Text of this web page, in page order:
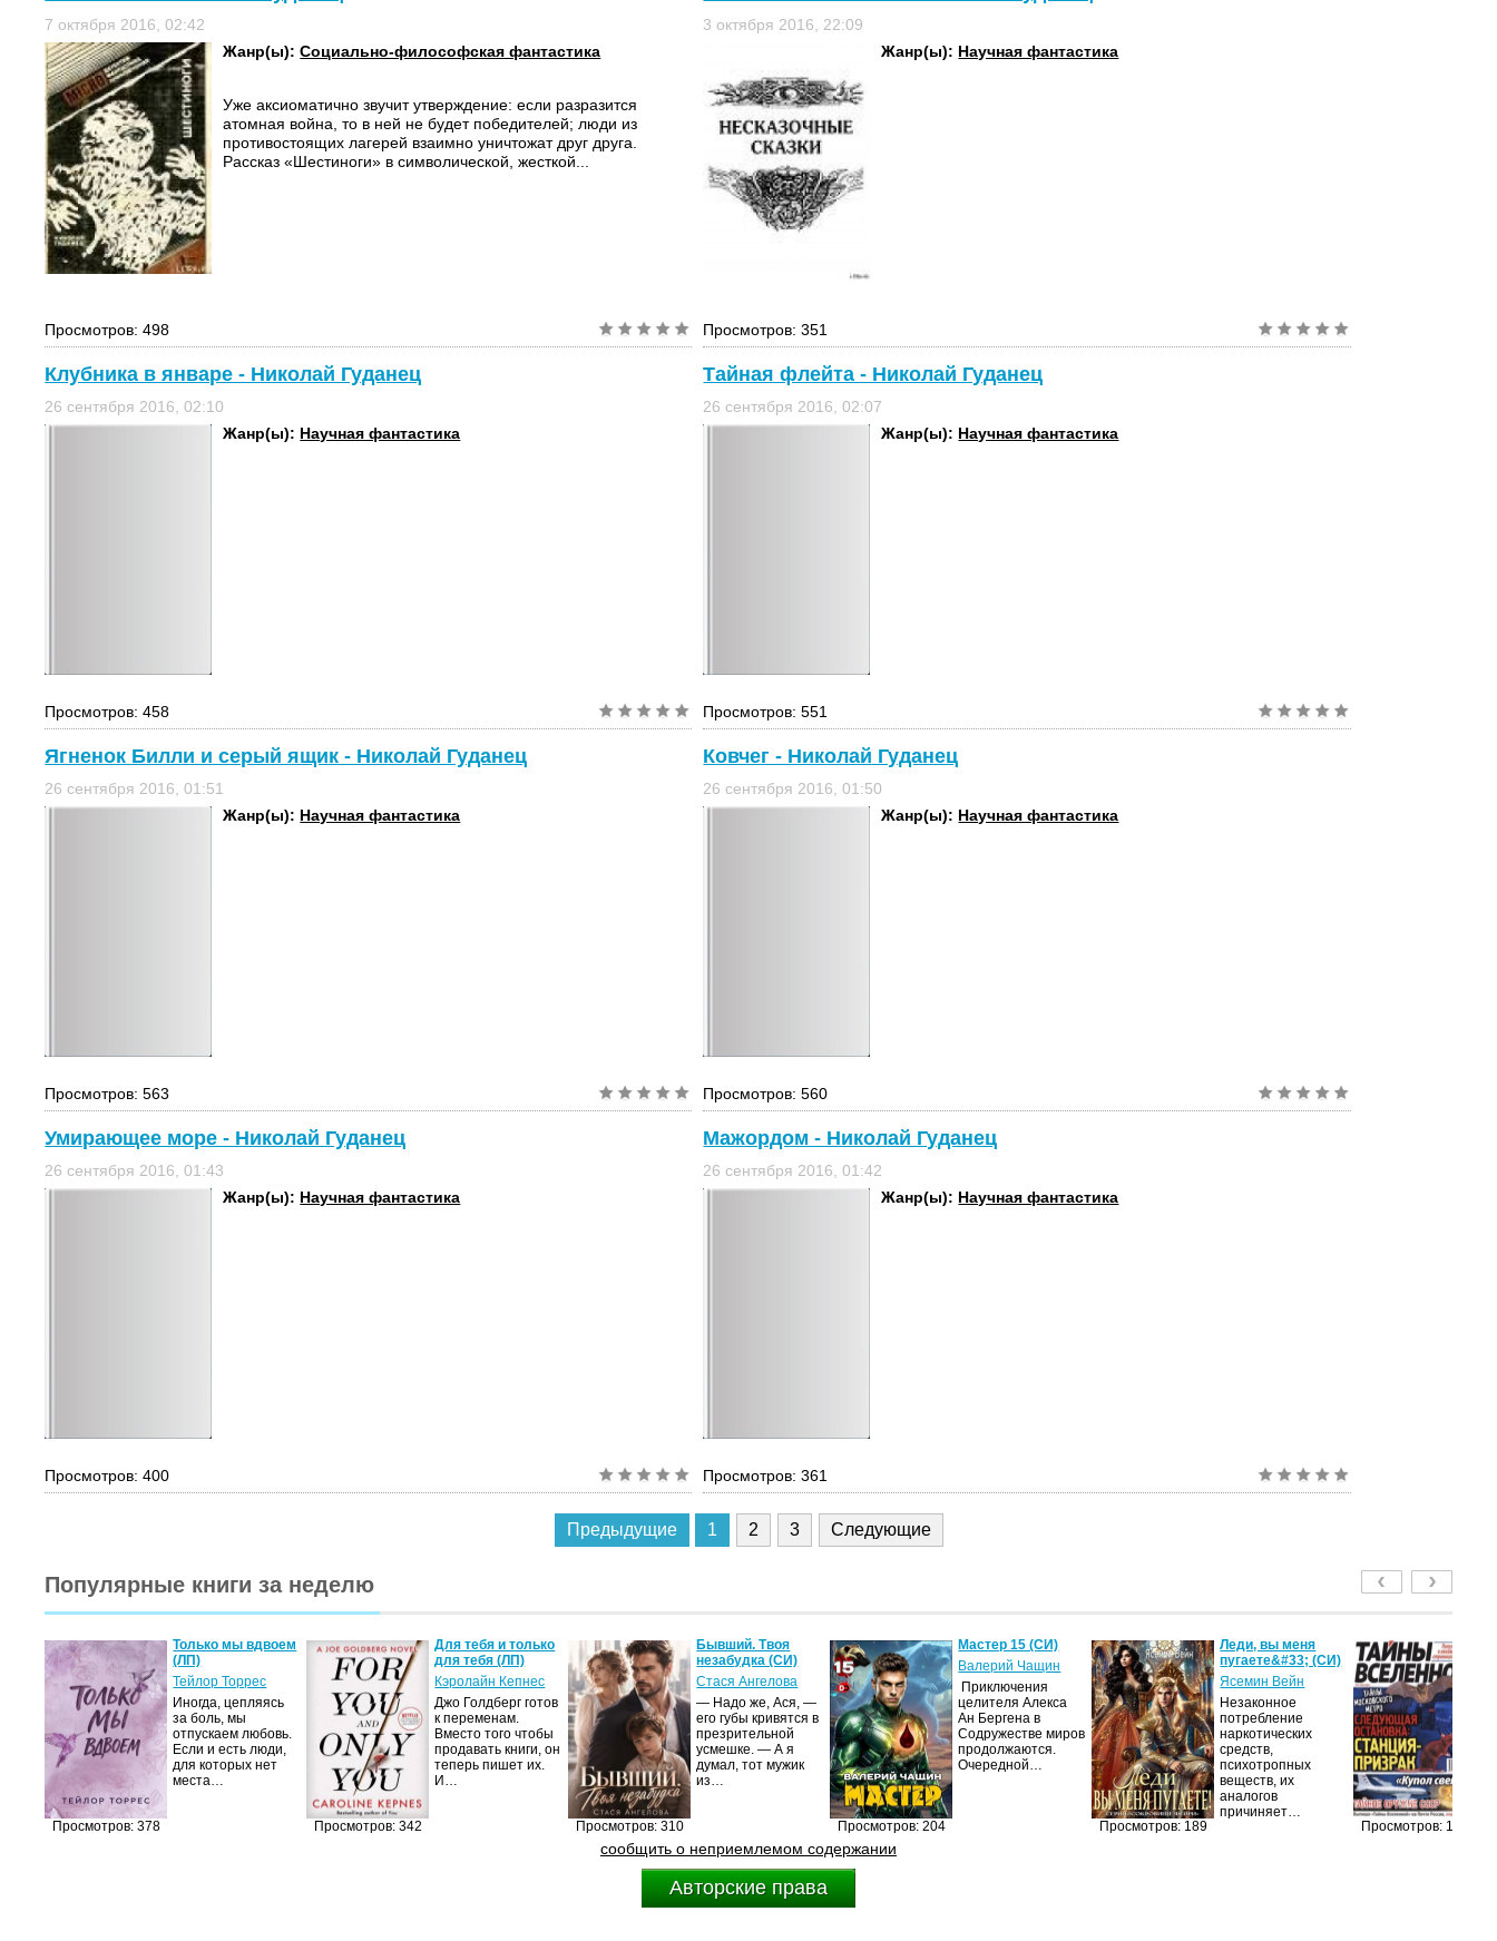
7 октября 2016, 02:42
Жанр(ы):Социально-философская фантастика
Уже аксиоматично звучит утверждение: если разра­зится
атомная война, то в ней не будет победителей; люди из
противостоящих лагерей взаимно уничтожат друг друга.
Рассказ «Шестиноги» в символической, жесткой...
Просмотров: 498
3 октября 2016, 22:09
Жанр(ы): Научная фантастика
Просмотров: 351
Клубника в январе - Николай Гуданец
26 сентября 2016, 02:10
Жанр(ы): Научная фантастика
Просмотров: 458
Тайная флейта - Николай Гуданец
26 сентября 2016, 02:07
Жанр(ы): Научная фантастика
Просмотров: 551
Ягненок Билли и серый ящик - Николай Гуданец
26 сентября 2016, 01:51
Жанр(ы): Научная фантастика
Просмотров: 563
Ковчег - Николай Гуданец
26 сентября 2016, 01:50
Жанр(ы): Научная фантастика
Просмотров: 560
Умирающее море - Николай Гуданец
26 сентября 2016, 01:43
Жанр(ы): Научная фантастика
Просмотров: 400
Мажордом - Николай Гуданец
26 сентября 2016, 01:42
Жанр(ы): Научная фантастика
Просмотров: 361
Предыдущие 1 2 3 Следующие
Популярные книги за неделю
Просмотров: 378
Только мы вдвоем
(ЛП)
Тейлор Торрес
Иногда, цепляясь
за боль, мы
отпускаем любовь.
Если и есть люди,
для которых нет
места…
Просмотров: 342
Для тебя и только
для тебя (ЛП)
Кэролайн Кепнес
Джо Голдберг готов
к переменам.
Вместо того чтобы
продавать книги, он
теперь пишет их.
И…
Просмотров: 310
Бывший. Твоя
незабудка (СИ)
Стася Ангелова
— Надо же, Ася, —
его губы кривятся в
презрительной
усмешке. — А я
думал, тот мужик
из…
Просмотров: 204
Мастер 15 (СИ)
Валерий Чащин
Приключения
целителя Алекса
Ан Бергена в
Содружестве миров
продолжаются.
Очередной…
Просмотров: 189
Леди, вы меня
пугаете&#33; (СИ)
Ясемин Вейн
Незаконное
потребление
наркотических
средств,
психотропных
веществ, их
аналогов
причиняет…
Просмотров: 172
сообщить о неприемлемом содержании
Авторские права